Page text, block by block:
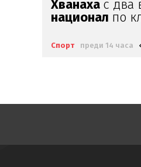
СтасиИванов
Спорт преди 17 часа